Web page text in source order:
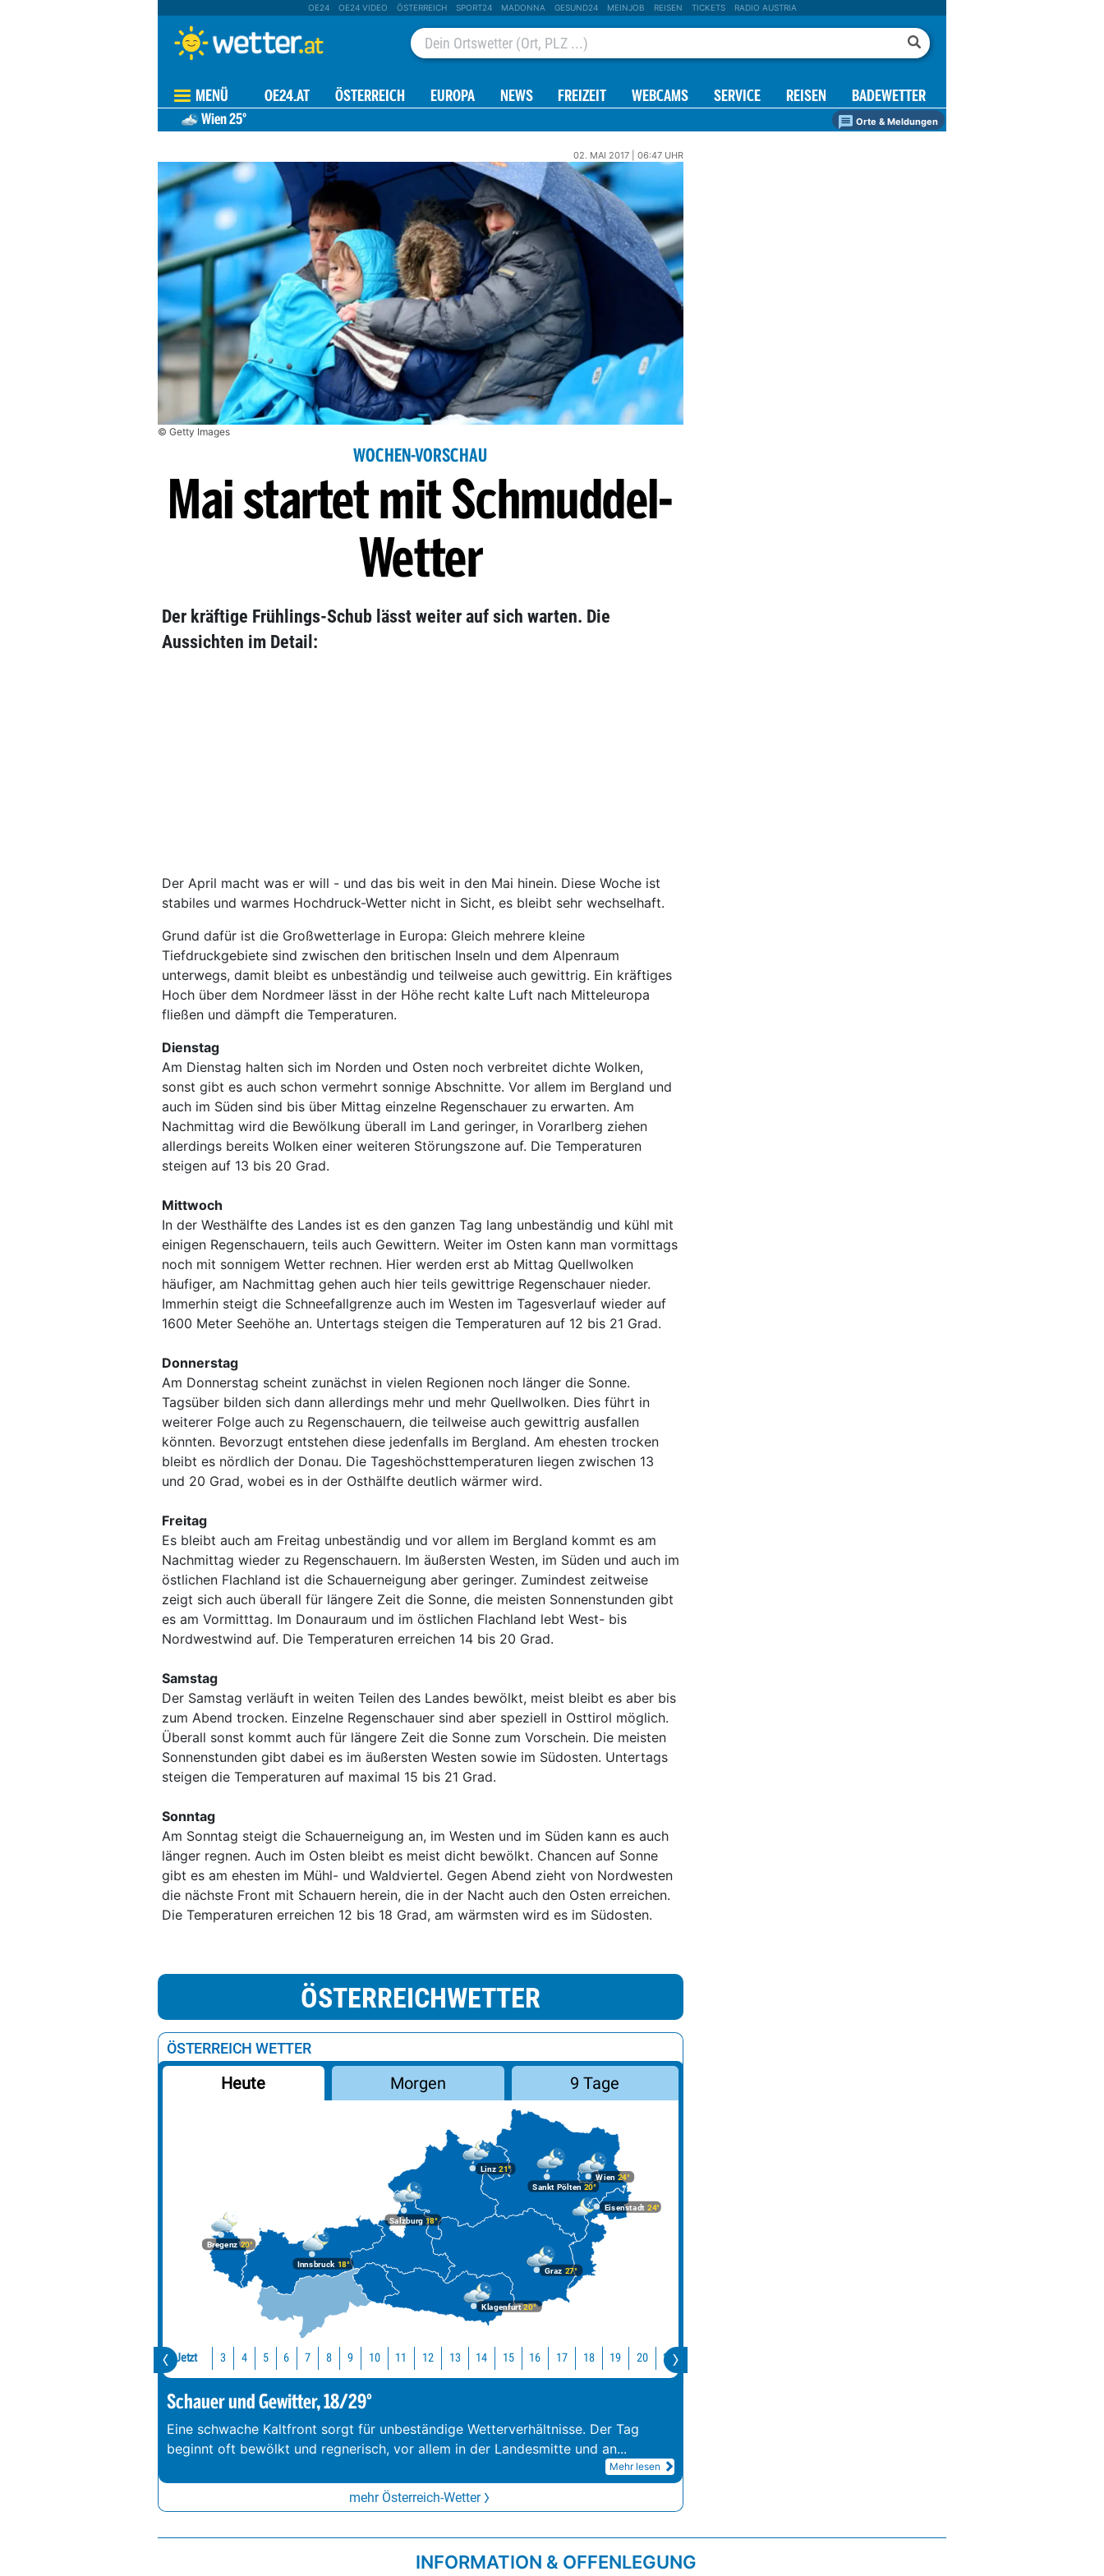
OE24 OE24 VIDEO ÖSTERREICH SPORT24 MADONNA GESUND24 MEINJOB REISEN TICKETS RADIO AUSTRIA
MENÜ OE24.AT ÖSTERREICH EUROPA NEWS FREIZEIT WEBCAMS SERVICE REISEN BADEWETTER
Wien25° Orte & Meldungen
02. MAI 2017 | 06:47 UHR
© Getty Images
WOCHEN-VORSCHAU
Mai startet mit Schmuddel-
Wetter
Der kräftige Frühlings-Schub lässt weiter auf sich warten. Die
Aussichten im Detail:
Der April macht was er will - und das bis weit in den Mai hinein. Diese Woche ist
stabiles und warmes Hochdruck-Wetter nicht in Sicht, es bleibt sehr wechselhaft.
Grund dafür ist die Großwetterlage in Europa: Gleich mehrere kleine
Tiefdruckgebiete sind zwischen den britischen Inseln und dem Alpenraum
unterwegs, damit bleibt es unbeständig und teilweise auch gewittrig. Ein kräftiges
Hoch über dem Nordmeer lässt in der Höhe recht kalte Luft nach Mitteleuropa
fließen und dämpft die Temperaturen.
Dienstag
Am Dienstag halten sich im Norden und Osten noch verbreitet dichte Wolken,
sonst gibt es auch schon vermehrt sonnige Abschnitte. Vor allem im Bergland und
auch im Süden sind bis über Mittag einzelne Regenschauer zu erwarten. Am
Nachmittag wird die Bewölkung überall im Land geringer, in Vorarlberg ziehen
allerdings bereits Wolken einer weiteren Störungszone auf. Die Temperaturen
steigen auf 13 bis 20 Grad.
Mittwoch
In der Westhälfte des Landes ist es den ganzen Tag lang unbeständig und kühl mit
einigen Regenschauern, teils auch Gewittern. Weiter im Osten kann man vormittags
noch mit sonnigem Wetter rechnen. Hier werden erst ab Mittag Quellwolken
häufiger, am Nachmittag gehen auch hier teils gewittrige Regenschauer nieder.
Immerhin steigt die Schneefallgrenze auch im Westen im Tagesverlauf wieder auf
1600 Meter Seehöhe an. Untertags steigen die Temperaturen auf 12 bis 21 Grad.
Donnerstag
Am Donnerstag scheint zunächst in vielen Regionen noch länger die Sonne.
Tagsüber bilden sich dann allerdings mehr und mehr Quellwolken. Dies führt in
weiterer Folge auch zu Regenschauern, die teilweise auch gewittrig ausfallen
könnten. Bevorzugt entstehen diese jedenfalls im Bergland. Am ehesten trocken
bleibt es nördlich der Donau. Die Tageshöchsttemperaturen liegen zwischen 13
und 20 Grad, wobei es in der Osthälfte deutlich wärmer wird.
Freitag
Es bleibt auch am Freitag unbeständig und vor allem im Bergland kommt es am
Nachmittag wieder zu Regenschauern. Im äußersten Westen, im Süden und auch im
östlichen Flachland ist die Schauerneigung aber geringer. Zumindest zeitweise
zeigt sich auch überall für längere Zeit die Sonne, die meisten Sonnenstunden gibt
es am Vormitttag. Im Donauraum und im östlichen Flachland lebt West- bis
Nordwestwind auf. Die Temperaturen erreichen 14 bis 20 Grad.
Samstag
Der Samstag verläuft in weiten Teilen des Landes bewölkt, meist bleibt es aber bis
zum Abend trocken. Einzelne Regenschauer sind aber speziell in Osttirol möglich.
Überall sonst kommt auch für längere Zeit die Sonne zum Vorschein. Die meisten
Sonnenstunden gibt dabei es im äußersten Westen sowie im Südosten. Untertags
steigen die Temperaturen auf maximal 15 bis 21 Grad.
Sonntag
Am Sonntag steigt die Schauerneigung an, im Westen und im Süden kann es auch
länger regnen. Auch im Osten bleibt es meist dicht bewölkt. Chancen auf Sonne
gibt es am ehesten im Mühl- und Waldviertel. Gegen Abend zieht von Nordwesten
die nächste Front mit Schauern herein, die in der Nacht auch den Osten erreichen.
Die Temperaturen erreichen 12 bis 18 Grad, am wärmsten wird es im Südosten.
ÖSTERREICHWETTER
ÖSTERREICH WETTER
Heute Morgen 9 Tage
Bregenz20°
Graz 27°
Innsbruck18°
Klagenfurt20°
Linz 21°
Salzburg18°
Wien 24°
Eisenstadt 24°
Sankt Pölten 20°
Jetzt 10 12 13 14 15 16 17 18 19 20 21
Schauer und Gewitter, 18/29°
Eine schwache Kaltfront sorgt für unbeständige Wetterverhältnisse. Der Tag
beginnt oft bewölkt und regnerisch, vor allem in der Landesmitte und an...
Mehr lesen
mehr Österreich-Wetter
INFORMATION & OFFENLEGUNG